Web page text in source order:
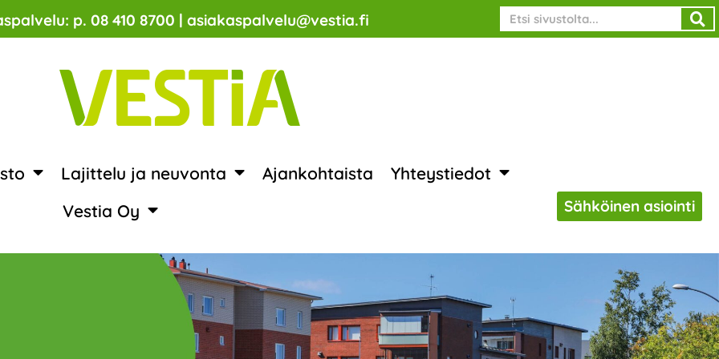
p. 08 410 8700 | asiakaspalvelu@vestia.fi Search
Lajittelu ja neuvonta Ajankohtaista
Yhteystiedot
Vestia Oy
Sähköinen asiointi